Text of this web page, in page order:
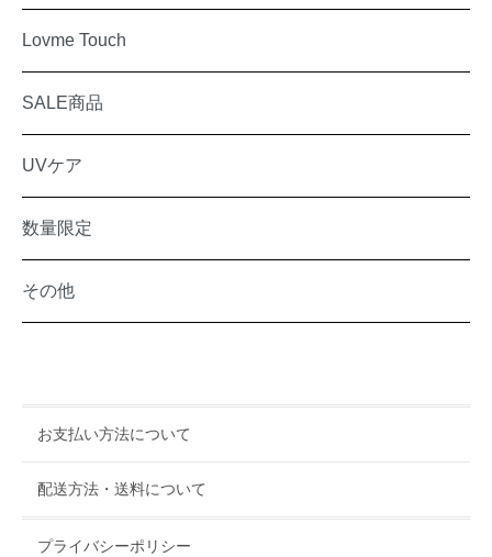
Lovme Touch
SALE商品
UVケア
数量限定
その他
お支払い方法について
配送方法・送料について
プライバシーポリシー